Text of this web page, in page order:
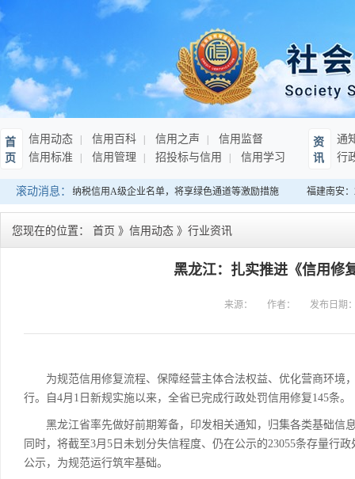
首
页
信用动态 信用百科 信用之声
信用监督
信用标准
信用管理 招投标与信用 信用学习
资
讯
通
行
滚动消息：
发布连续10年纳税信用A级企业名单，将享绿色通道等激励措施 福建南安：
您现在的位置： 首页 》 信用动态 》 行业资讯
黑龙江：扎实推进《信用修
来源： 作者： 发布日期
为规范信用修复流程、保障经营主体合法权益、优化营商环境
行。自4月1日新规实施以来，全省已完成行政处罚信用修复145条。
黑龙江省率先做好前期筹备，印发相关通知，归集各类基础信
同时，将截至3月5日未划分失信程度、仍在公示的23055条存量行
公示，为规范运行筑牢基础。